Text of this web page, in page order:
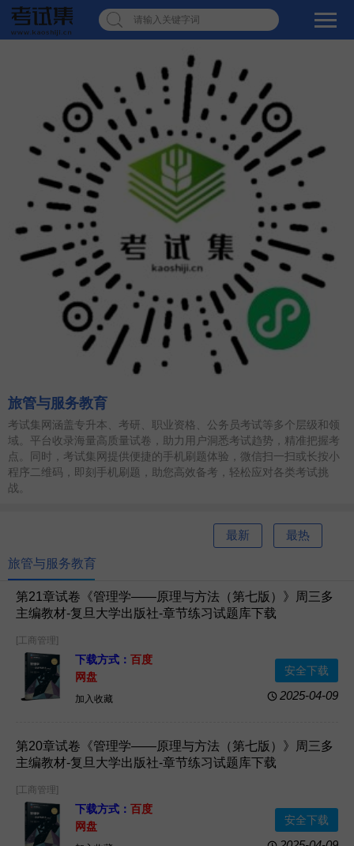
请输入关键字词
旅管与服务教育
考试集网涵盖专升本、考研、职业资格、公务员考试等多个层级和领
域。平台收录海量高质量试卷，助力用户洞悉考试趋势，精准把握考
点。同时，考试集网提供便捷的手机刷题体验，微信扫一扫或长按小
程序二维码，即刻手机刷题，助您高效备考，轻松应对各类考试挑
战。
最新 最热
旅管与服务教育
第21章试卷《管理学——原理与方法（第七版）》周三多
主编教材-复旦大学出版社-章节练习试题库下载
[工商管理]
下载方式： 百度
网盘
加入收藏 2025-04-09
安全下载
第20章试卷《管理学——原理与方法（第七版）》周三多
主编教材-复旦大学出版社-章节练习试题库下载
[工商管理]
下载方式： 百度
网盘
安全下载